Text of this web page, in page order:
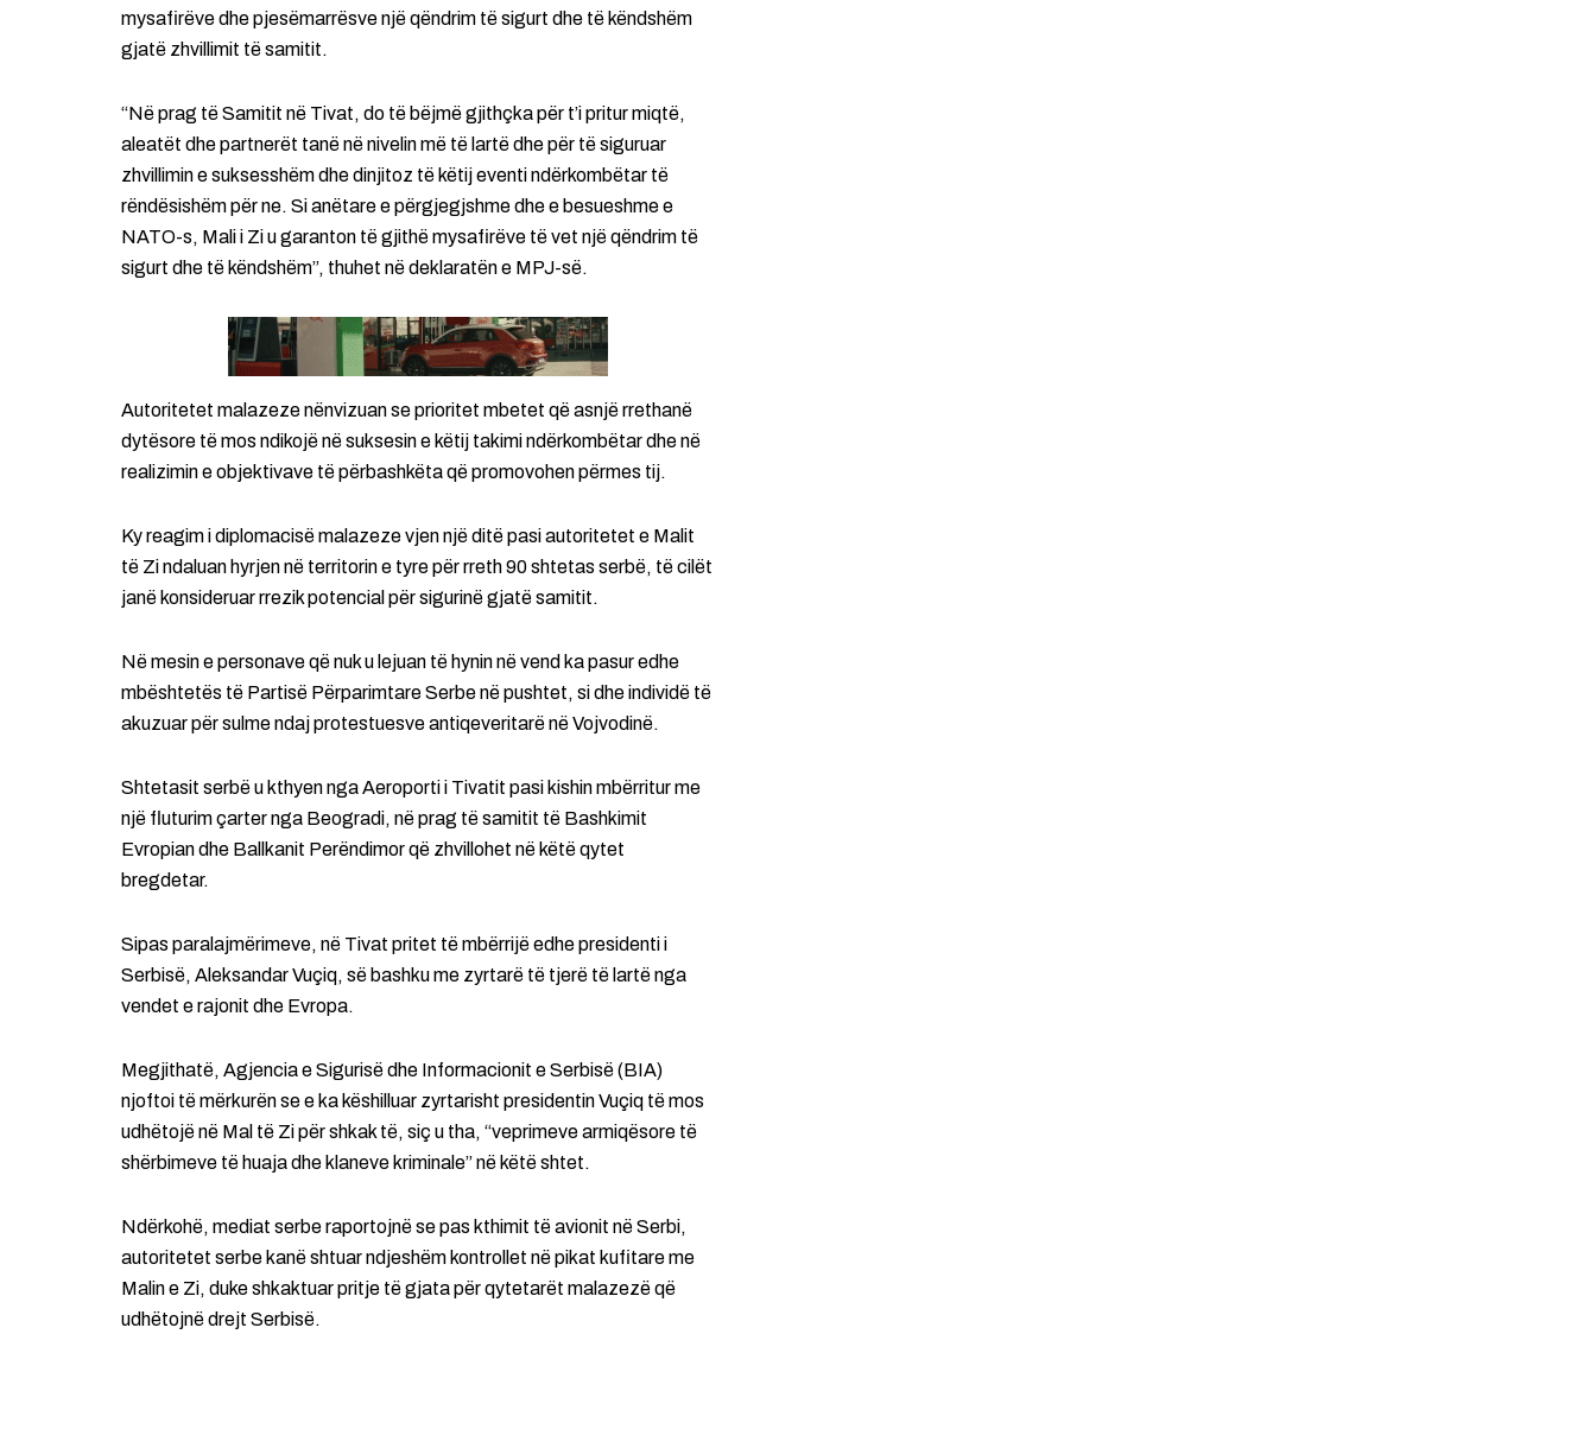
mysafirëve dhe pjesëmarrësve një qëndrim të sigurt dhe të këndshëm
gjatë zhvillimit të samitit.
“Në prag të Samitit në Tivat, do të bëjmë gjithçka për t’i pritur miqtë,
aleatët dhe partnerët tanë në nivelin më të lartë dhe për të siguruar
zhvillimin e suksesshëm dhe dinjitoz të këtij eventi ndërkombëtar të
rëndësishëm për ne. Si anëtare e përgjegjshme dhe e besueshme e
NATO-s, Mali i Zi u garanton të gjithë mysafirëve të vet një qëndrim të
sigurt dhe të këndshëm”, thuhet në deklaratën e MPJ-së.
Autoritetet malazeze nënvizuan se prioritet mbetet që asnjë rrethanë
dytësore të mos ndikojë në suksesin e këtij takimi ndërkombëtar dhe në
realizimin e objektivave të përbashkëta që promovohen përmes tij.
Ky reagim i diplomacisë malazeze vjen një ditë pasi autoritetet e Malit
të Zi ndaluan hyrjen në territorin e tyre për rreth 90 shtetas serbë, të cilët
janë konsideruar rrezik potencial për sigurinë gjatë samitit.
Në mesin e personave që nuk u lejuan të hynin në vend ka pasur edhe
mbështetës të Partisë Përparimtare Serbe në pushtet, si dhe individë të
akuzuar për sulme ndaj protestuesve antiqeveritarë në Vojvodinë.
Shtetasit serbë u kthyen nga Aeroporti i Tivatit pasi kishin mbërritur me
një fluturim çarter nga Beogradi, në prag të samitit të Bashkimit
Evropian dhe Ballkanit Perëndimor që zhvillohet në këtë qytet
bregdetar.
Sipas paralajmërimeve, në Tivat pritet të mbërrijë edhe presidenti i
Serbisë, Aleksandar Vuçiq, së bashku me zyrtarë të tjerë të lartë nga
vendet e rajonit dhe Evropa.
Megjithatë, Agjencia e Sigurisë dhe Informacionit e Serbisë (BIA)
njoftoi të mërkurën se e ka këshilluar zyrtarisht presidentin Vuçiq të mos
udhëtojë në Mal të Zi për shkak të, siç u tha, “veprimeve armiqësore të
shërbimeve të huaja dhe klaneve kriminale” në këtë shtet.
Ndërkohë, mediat serbe raportojnë se pas kthimit të avionit në Serbi,
autoritetet serbe kanë shtuar ndjeshëm kontrollet në pikat kufitare me
Malin e Zi, duke shkaktuar pritje të gjata për qytetarët malazezë që
udhëtojnë drejt Serbisë.